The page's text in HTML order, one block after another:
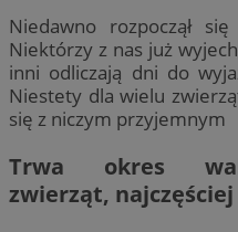
Niedawno rozpoczął
Niektórzy z nas już
inni odliczają dni do
Niestety dla wielu
się z niczym przyjemnym
Trwa okres
zwierząt,